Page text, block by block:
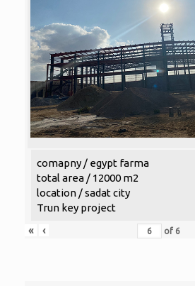
comapny / egypt farma
total area / 12000 m2
location / sadat city
Trun key project
«
‹ of 6